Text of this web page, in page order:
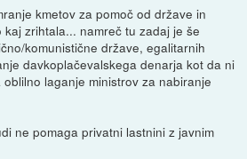
kmetov za pomoč od države in
zrihtala... namreč tu zadaj je še
komunistične države, egalitarnih
davkoplačevalskega denarja kot da ni
laganje ministrov za nabiranje
ne pomaga privatni lastnini z javnim